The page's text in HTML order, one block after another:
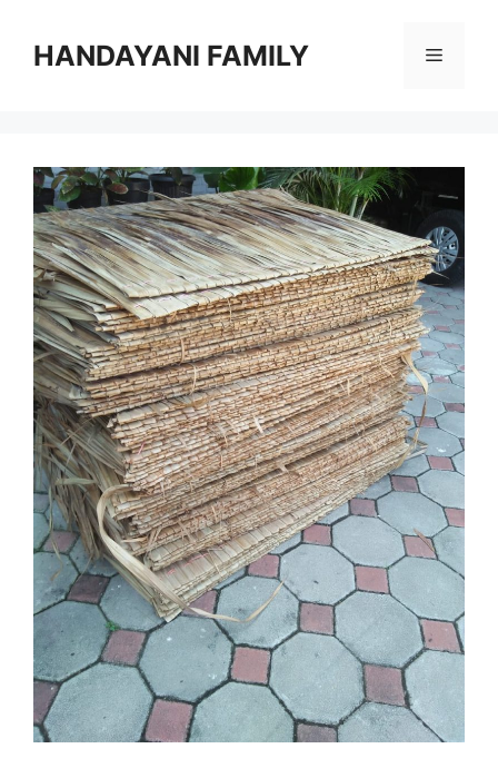
HANDAYANI FAMILY Menu